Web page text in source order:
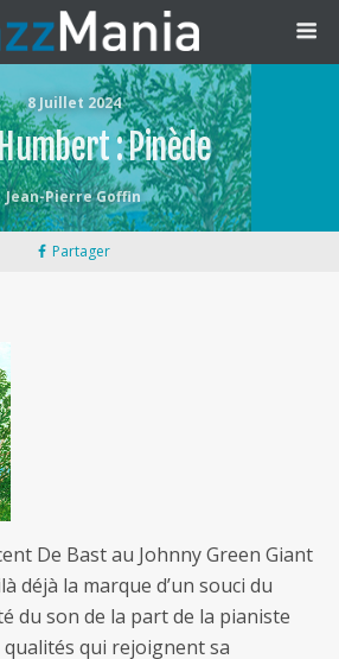
8 Juillet 2024
: Pinède
Jean-Pierre Goffin
Partager
De Bast au Johnny Green Giant
déjà la marque d’un souci du
du son de la part de la pianiste
qui rejoignent sa